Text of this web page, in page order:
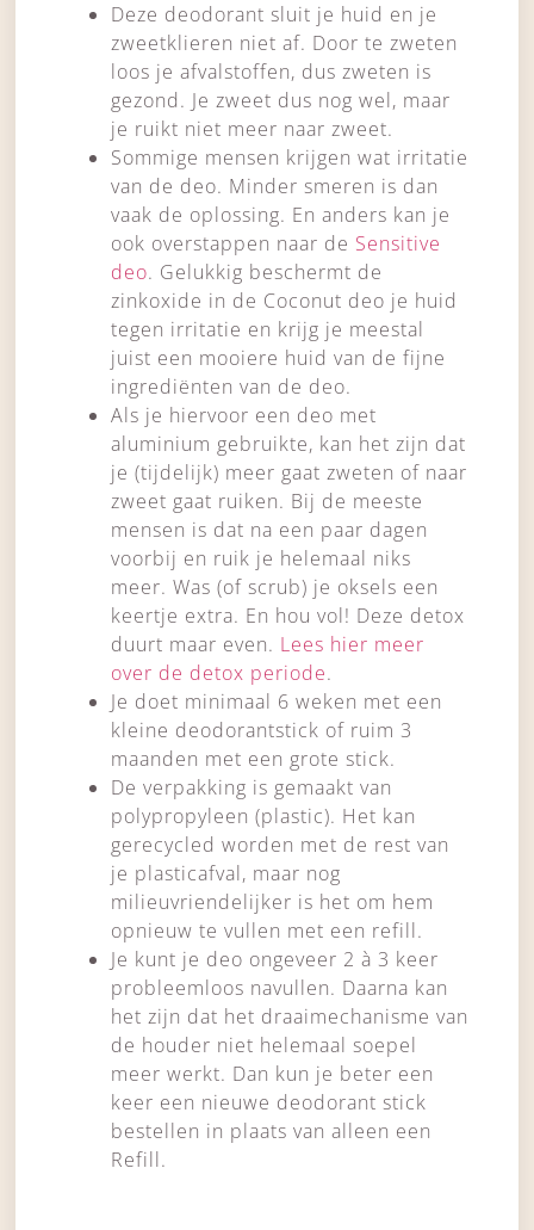
Deze deodorant sluit je huid en je
zweetklieren niet af. Door te zweten
loos je afvalstoffen, dus zweten is
gezond. Je zweet dus nog wel, maar
je ruikt niet meer naar zweet.
Sommige mensen krijgen wat irritatie
van de deo. Minder smeren is dan
vaak de oplossing. En anders kan je
ook overstappen naar de Sensitive
deo. Gelukkig beschermt de
zinkoxide in de Coconut deo je huid
tegen irritatie en krijg je meestal
juist een mooiere huid van de fijne
ingrediënten van de deo.
Als je hiervoor een deo met
aluminium gebruikte, kan het zijn dat
je (tijdelijk) meer gaat zweten of naar
zweet gaat ruiken. Bij de meeste
mensen is dat na een paar dagen
voorbij en ruik je helemaal niks
meer. Was (of scrub) je oksels een
keertje extra. En hou vol! Deze detox
duurt maar even. Lees hier meer
over de detox periode.
Je doet minimaal 6 weken met een
kleine deodorantstick of ruim 3
maanden met een grote stick.
De verpakking is gemaakt van
polypropyleen (plastic). Het kan
gerecycled worden met de rest van
je plasticafval, maar nog
milieuvriendelijker is het om hem
opnieuw te vullen met een refill.
Je kunt je deo ongeveer 2 à 3 keer
probleemloos navullen. Daarna kan
het zijn dat het draaimechanisme van
de houder niet helemaal soepel
meer werkt. Dan kun je beter een
keer een nieuwe deodorant stick
bestellen in plaats van alleen een
Refill.